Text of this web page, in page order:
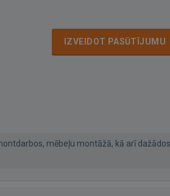
IZVEIDOT PASŪTĪJUMU
mēbeļu montāžā, kā arī dažādos